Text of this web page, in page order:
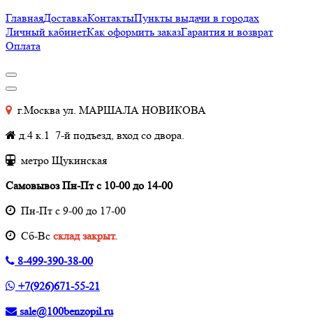
ГлавнаяДоставкаКонтактыПункты выдачи в городах
Личный кабинетКак оформить заказГарантия и возврат
Оплата
г.Москва ул. МАРШАЛА НОВИКОВА
д.4 к.1 7-й подъезд, вход со двора.
метро Щукинская
Самовывоз Пн-Пт с 10-00 до 14-00
Пн-Пт с 9-00 до 17-00
Cб-Вс склад закрыт.
8-499-390-38-00
+7(926)671-55-21
sale@100benzopil.ru